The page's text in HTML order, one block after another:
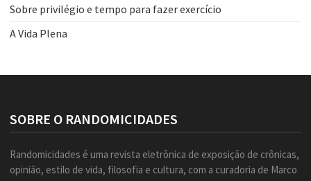
Sobre privilégio e tempo para fazer exercício
A Vida Plena
SOBRE O RANDOMICIDADES
Randomicidades é uma revista eletrônica de exposição de crônicas,
opinião, estilo de vida, filosofia e cultura, com a curadoria de Marco